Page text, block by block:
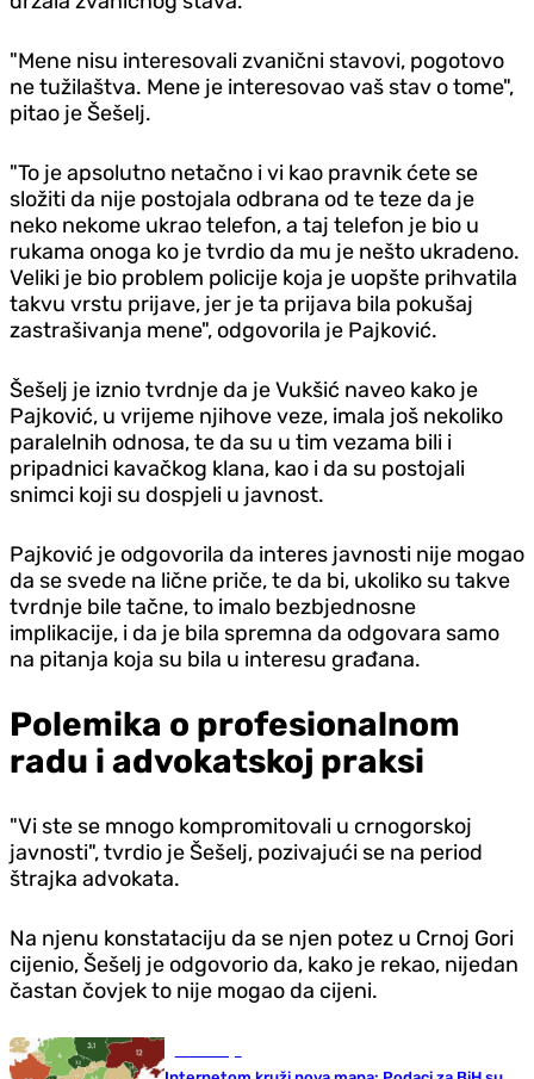
"Mene nisu interesovali zvanični stavovi, pogotovo
ne tužilaštva. Mene je interesovao vaš stav o tome",
pitao je Šešelj.
"To je apsolutno netačno i vi kao pravnik ćete se
složiti da nije postojala odbrana od te teze da je
neko nekome ukrao telefon, a taj telefon je bio u
rukama onoga ko je tvrdio da mu je nešto ukradeno.
Veliki je bio problem policije koja je uopšte prihvatila
takvu vrstu prijave, jer je ta prijava bila pokušaj
zastrašivanja mene", odgovorila je Pajković.
Šešelj je iznio tvrdnje da je Vukšić naveo kako je
Pajković, u vrijeme njihove veze, imala još nekoliko
paralelnih odnosa, te da su u tim vezama bili i
pripadnici kavačkog klana, kao i da su postojali
snimci koji su dospjeli u javnost.
Pajković je odgovorila da interes javnosti nije mogao
da se svede na lične priče, te da bi, ukoliko su takve
tvrdnje bile tačne, to imalo bezbjednosne
implikacije, i da je bila spremna da odgovara samo
na pitanja koja su bila u interesu građana.
Polemika o profesionalnom
radu i advokatskoj praksi
"Vi ste se mnogo kompromitovali u crnogorskoj
javnosti", tvrdio je Šešelj, pozivajući se na period
štrajka advokata.
Na njenu konstataciju da se njen potez u Crnoj Gori
cijenio, Šešelj je odgovorio da, kako je rekao, nijedan
častan čovjek to nije mogao da cijeni.